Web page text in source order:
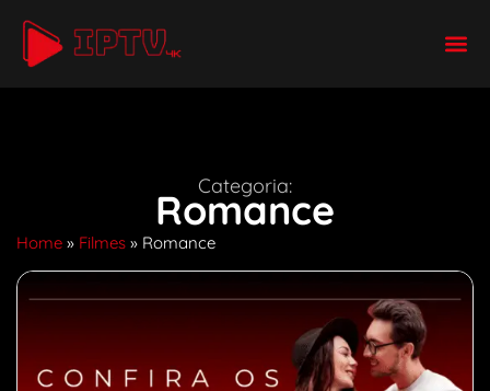
Categoria:
Romance
Home » Filmes » Romance